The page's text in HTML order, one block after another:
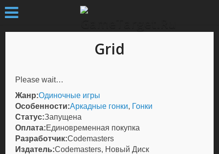
Grid
Please wait…
Жанр:Одиночные игры
Особенности:Аркадные гонки, Гонки
Статус:Запущена
Оплата:Единовременная покупка
Разработчик:Codemasters
Издатель:Codemasters, Новый Диск